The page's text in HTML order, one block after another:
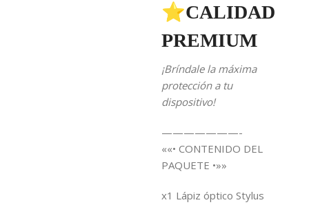
⭐CALIDAD
PREMIUM
¡Bríndale la máxima
protección a tu
dispositivo!
———————-
««• CONTENIDO DEL
PAQUETE •»»
x1 Lápiz óptico Stylus